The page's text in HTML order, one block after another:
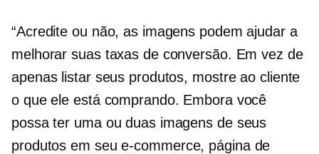
“Acredite ou não, as imagens podem ajudar a
melhorar suas taxas de conversão. Em vez de
apenas listar seus produtos, mostre ao cliente
o que ele está comprando. Embora você
possa ter uma ou duas imagens de seus
produtos em seue-commerce, página de